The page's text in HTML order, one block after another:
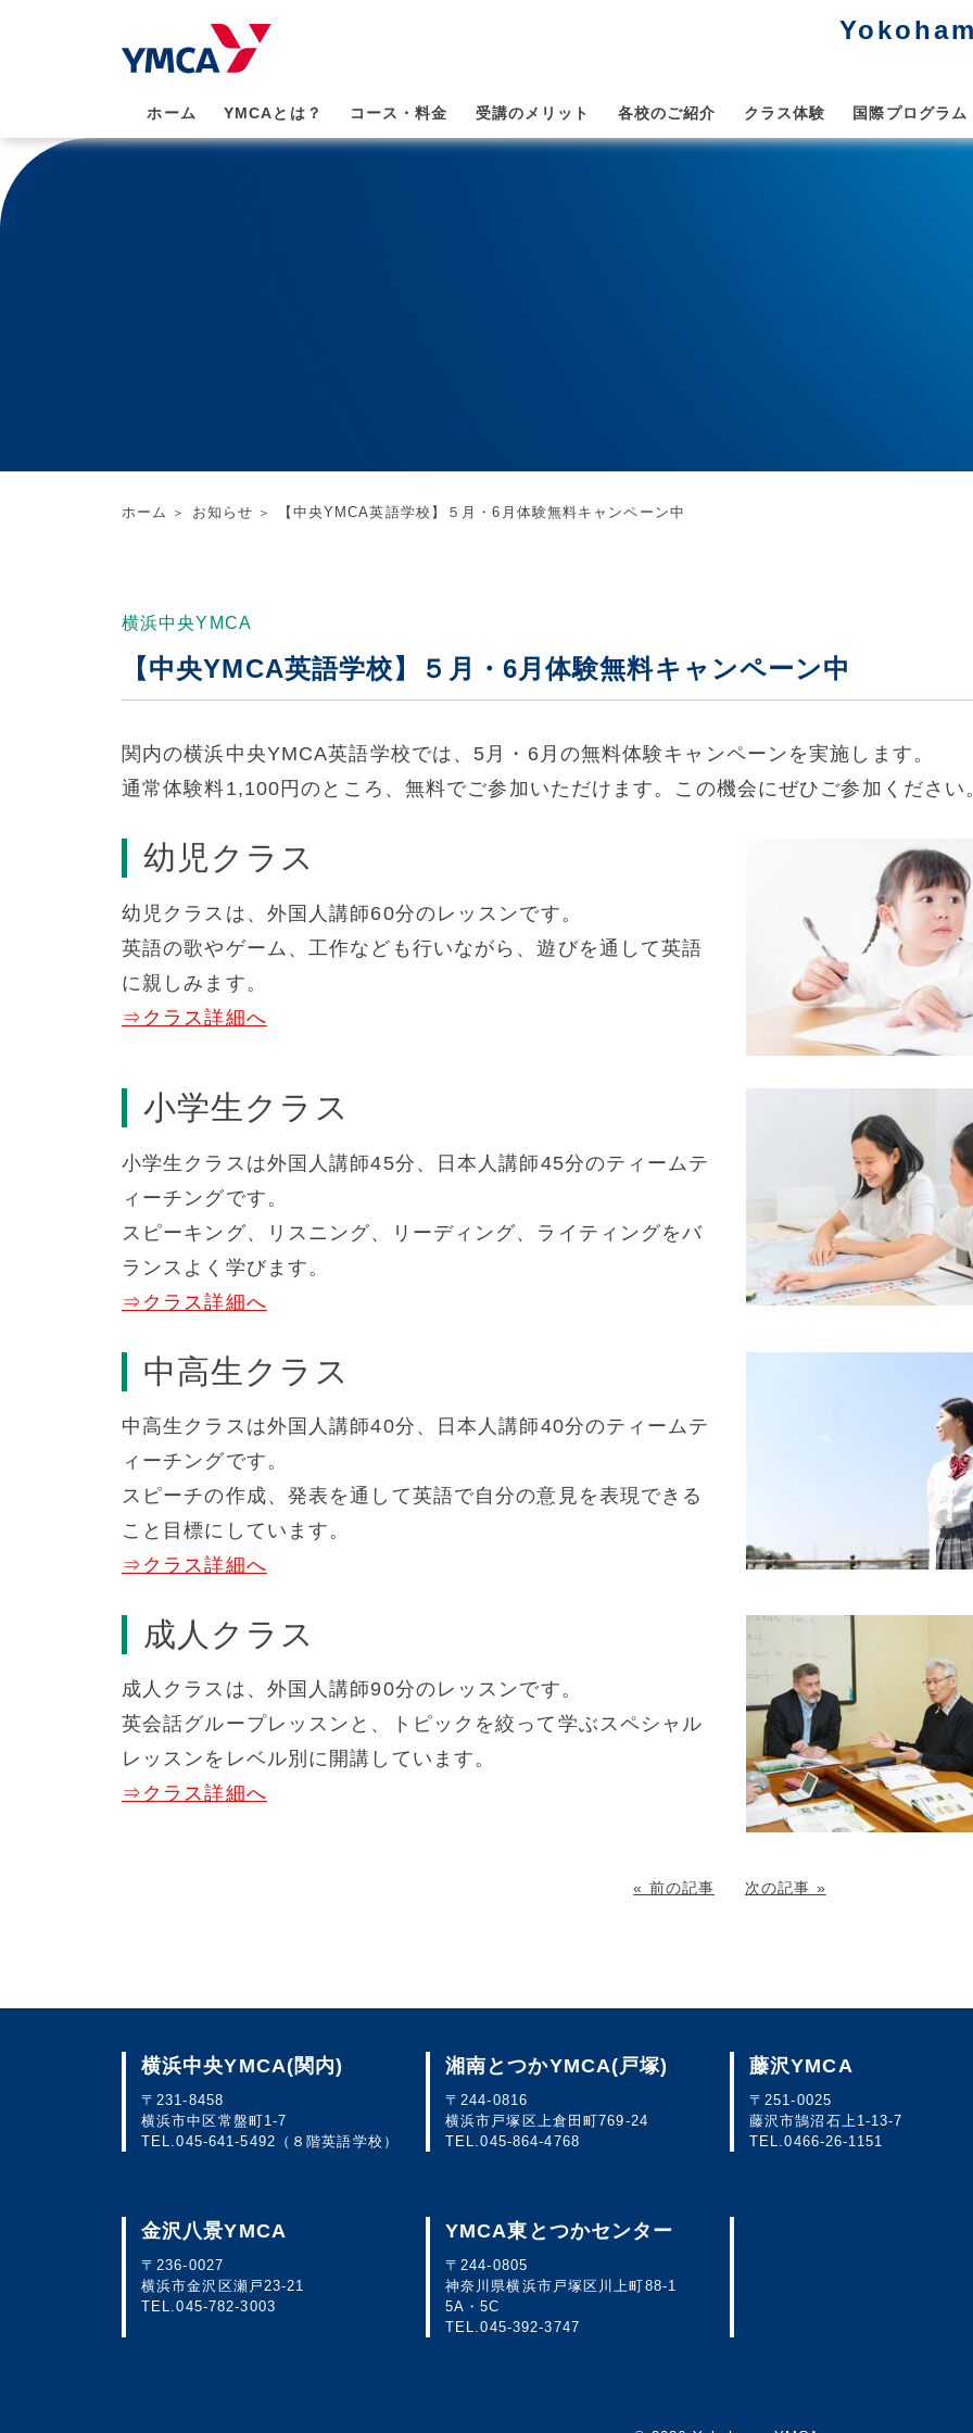
ホーム YMCAとは？ コース・料金 受講のメリット 各校のご紹介 クラス体験 国際プログラム
ホーム お知らせ 【中央YMCA英語学校】５月・6月体験無料キャンペーン中
横浜中央YMCA
【中央YMCA英語学校】５月・6月体験無料キャンペーン中
関内の横浜中央YMCA英語学校では、5月・6月の無料体験キャンペーンを実施します。
通常体験料1,100円のところ、無料でご参加いただけます。この機会にぜひご参加ください
幼児クラス
幼児クラスは、外国人講師60分のレッスンです。
英語の歌やゲーム、工作なども行いながら、遊びを通して英語
に親しみます。
⇒クラス詳細へ
小学生クラス
小学生クラスは外国人講師45分、日本人講師45分のティームテ
ィーチングです。
スピーキング、リスニング、リーディング、ライティングをバ
ランスよく学びます。
⇒クラス詳細へ
中高生クラス
中高生クラスは外国人講師40分、日本人講師40分のティームテ
ィーチングです。
スピーチの作成、発表を通して英語で自分の意見を表現できる
こと目標にしています。
⇒クラス詳細へ
成人クラス
成人クラスは、外国人講師90分のレッスンです。
英会話グループレッスンと、トピックを絞って学ぶスペシャル
レッスンをレベル別に開講しています。
⇒クラス詳細へ
« 前の記事 次の記事 »
横浜中央YMCA(関内)
〒231-8458
横浜市中区常盤町1-7
TEL.045-641-5492 （８階英語学校）
湘南とつかYMCA(戸塚)
〒244-0816
横浜市戸塚区上倉田町769-24
TEL.045-864-4768
藤沢YMCA
〒251-0025
藤沢市鵠沼石上1-13-7
TEL.0466-26-1151
金沢八景YMCA
〒236-0027
横浜市金沢区瀬戸23-21
TEL.045-782-3003
YMCA東とつかセンター
〒244-0805
神奈川県横浜市戸塚区川上町88-1
5A・5C
TEL.045-392-3747